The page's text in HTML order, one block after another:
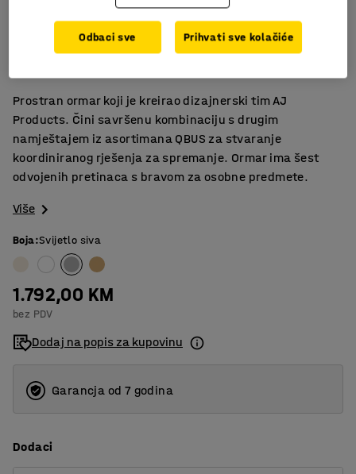
Višenamjensko rješenje za spremanje
Vrata s bravom za sigurno spremanje
Prostran ormar koji je kreirao dizajnerski tim AJ
Products. Čini savršenu kombinaciju s drugim
namještajem iz asortimana QBUS za stvaranje
koordiniranog rješenja za spremanje. Ormar ima šest
odvojenih pretinaca s bravom za osobne predmete.
Više
Boja:Svijetlo siva
1.792,00 KM
bez PDV
Dodaj na popis za kupovinu
Garancja od 7 godina
Dodaci
Odbaci sve Prihvati sve kolačiće